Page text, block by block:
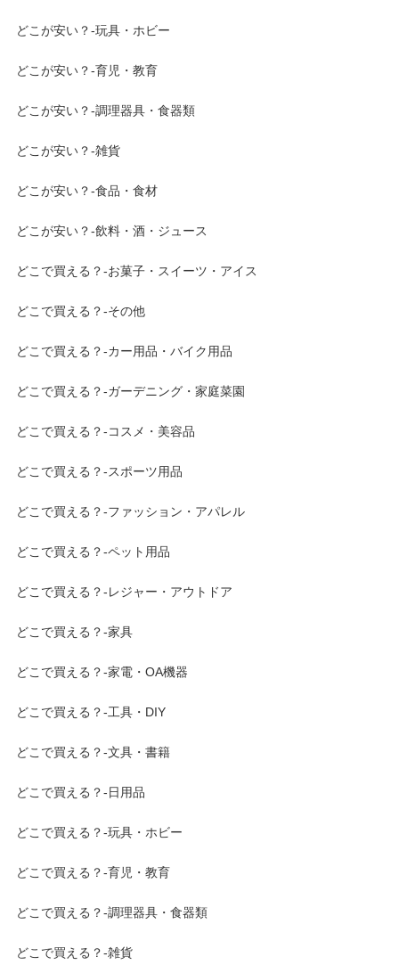
どこが安い？-玩具・ホビー
どこが安い？-育児・教育
どこが安い？-調理器具・食器類
どこが安い？-雑貨
どこが安い？-食品・食材
どこが安い？-飲料・酒・ジュース
どこで買える？-お菓子・スイーツ・アイス
どこで買える？-その他
どこで買える？-カー用品・バイク用品
どこで買える？-ガーデニング・家庭菜園
どこで買える？-コスメ・美容品
どこで買える？-スポーツ用品
どこで買える？-ファッション・アパレル
どこで買える？-ペット用品
どこで買える？-レジャー・アウトドア
どこで買える？-家具
どこで買える？-家電・OA機器
どこで買える？-工具・DIY
どこで買える？-文具・書籍
どこで買える？-日用品
どこで買える？-玩具・ホビー
どこで買える？-育児・教育
どこで買える？-調理器具・食器類
どこで買える？-雑貨